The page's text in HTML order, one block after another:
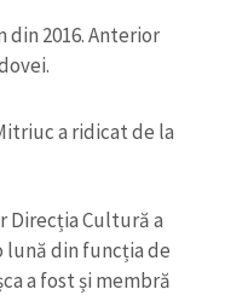
2016. Anterior
a ridicat de la
Cultură a
lună din funcția de
a fost și membră